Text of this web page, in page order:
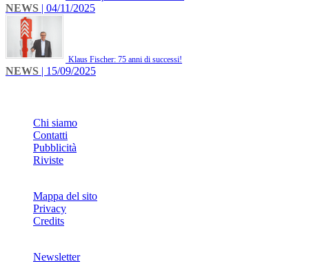
NEWS | 04/11/2025
Klaus Fischer: 75 anni di successi!
NEWS | 15/09/2025
Chi siamo
Contatti
Pubblicità
Riviste
Mappa del sito
Privacy
Credits
Newsletter